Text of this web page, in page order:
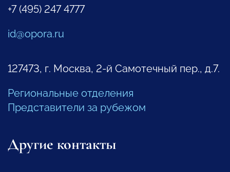
+7 (495) 247 4777
id@opora.ru
127473, г. Москва, 2-й Самотечный пер., д.7.
Региональные отделения
Представители за рубежом
Другие контакты